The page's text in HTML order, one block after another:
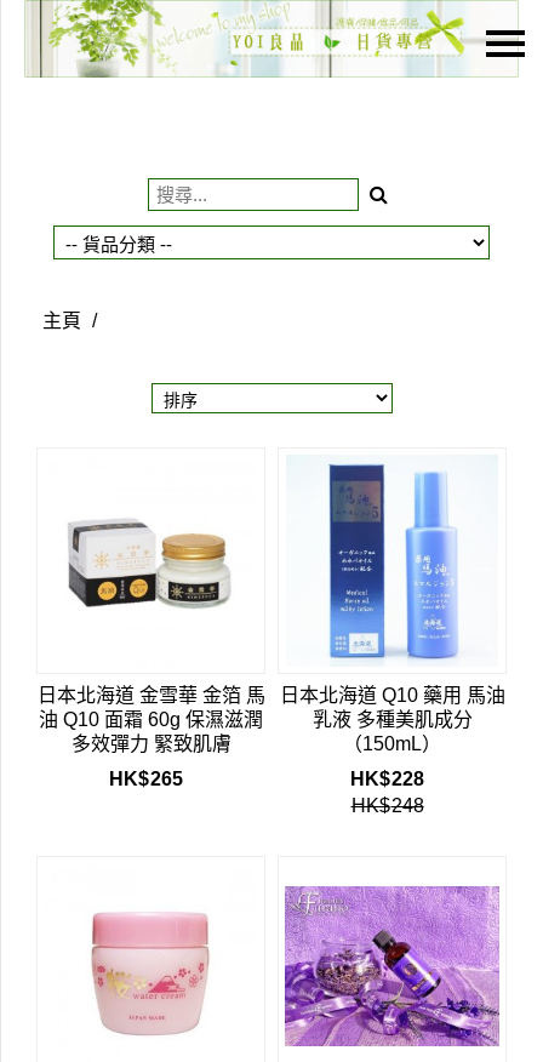
主頁
貨品分類
購物車
語言
主頁 /
日本北海道 金雪華 金箔 馬
油 Q10 面霜 60g 保濕滋潤
多效彈力 緊致肌膚
HK$265
日本北海道 Q10 藥用 馬油
乳液 多種美肌成分
（150mL）
HK$228
HK$248